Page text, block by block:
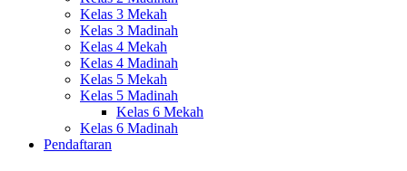
Kelas 3 Mekah
Kelas 3 Madinah
Kelas 4 Mekah
Kelas 4 Madinah
Kelas 5 Mekah
Kelas 5 Madinah
Kelas 6 Mekah
Kelas 6 Madinah
Pendaftaran